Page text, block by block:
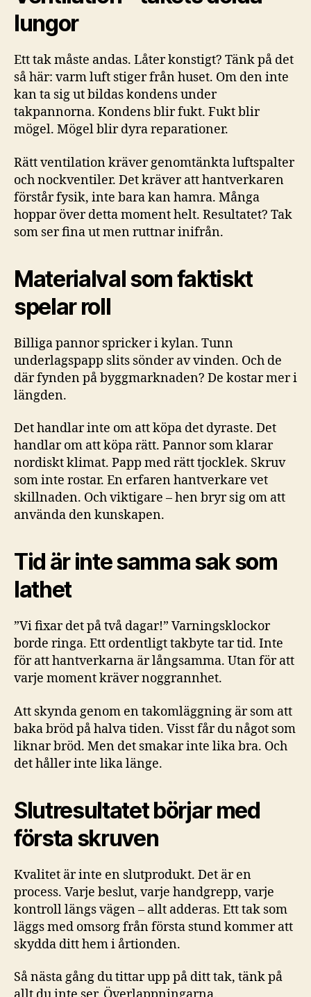
lungor
Ett tak måste andas. Låter konstigt? Tänk på det
så här: varm luft stiger från huset. Om den inte
kan ta sig ut bildas kondens under
takpannorna. Kondens blir fukt. Fukt blir
mögel. Mögel blir dyra reparationer.
Rätt ventilation kräver genomtänkta luftspalter
och nockventiler. Det kräver att hantverkaren
förstår fysik, inte bara kan hamra. Många
hoppar över detta moment helt. Resultatet? Tak
som ser fina ut men ruttnar inifrån.
Materialval som faktiskt
spelar roll
Billiga pannor spricker i kylan. Tunn
underlagspapp slits sönder av vinden. Och de
där fynden på byggmarknaden? De kostar mer i
längden.
Det handlar inte om att köpa det dyraste. Det
handlar om att köpa rätt. Pannor som klarar
nordiskt klimat. Papp med rätt tjocklek. Skruv
som inte rostar. En erfaren hantverkare vet
skillnaden. Och viktigare – hen bryr sig om att
använda den kunskapen.
Tid är inte samma sak som
lathet
”Vi fixar det på två dagar!” Varningsklockor
borde ringa. Ett ordentligt takbyte tar tid. Inte
för att hantverkarna är långsamma. Utan för att
varje moment kräver noggrannhet.
Att skynda genom en takomläggning är som att
baka bröd på halva tiden. Visst får du något som
liknar bröd. Men det smakar inte lika bra. Och
det håller inte lika länge.
Slutresultatet börjar med
första skruven
Kvalitet är inte en slutprodukt. Det är en
process. Varje beslut, varje handgrepp, varje
kontroll längs vägen – allt adderas. Ett tak som
läggs med omsorg från första stund kommer att
skydda ditt hem i årtionden.
Så nästa gång du tittar upp på ditt tak, tänk på